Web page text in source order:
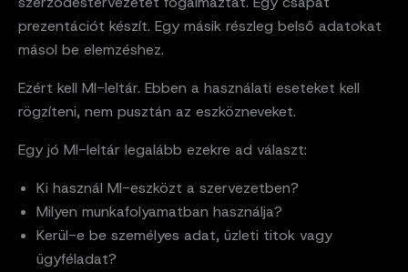
prezentációt készít. Egy másik részleg belső adatokat
másol be elemzéshez.
Ezért kell MI-leltár. Ebben a használati eseteket kell
rögzíteni, nem pusztán az eszközneveket.
Egy jó MI-leltár legalább ezekre ad választ:
Ki használ MI-eszközt a szervezetben?
Milyen munkafolyamatban használja?
Kerül-e be személyes adat, üzleti titok vagy
ügyféladat?